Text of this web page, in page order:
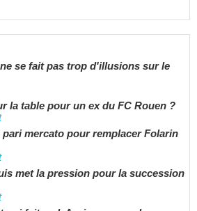
se fait pas trop d'illusions sur le
la table pour un ex du FC Rouen ?
mercato pour remplacer Folarin
met la pression pour la succession